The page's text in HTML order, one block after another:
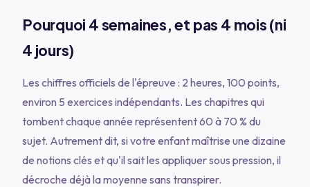
Pourquoi 4 semaines, et pas 4 mois (ni
4 jours)
Les chiffres officiels de l'épreuve : 2 heures, 100 points,
environ 5 exercices indépendants. Les chapitres qui
tombent chaque année représentent 60 à 70 % du
sujet. Autrement dit, si votre enfant maîtrise une dizaine
de notions clés et qu'il sait les appliquer sous pression, il
décroche déjà la moyenne sans transpirer.